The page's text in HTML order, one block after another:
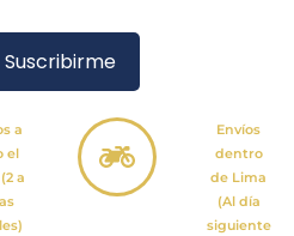
a
el
a
Envíos
dentro
de Lima
(Al día
siguiente